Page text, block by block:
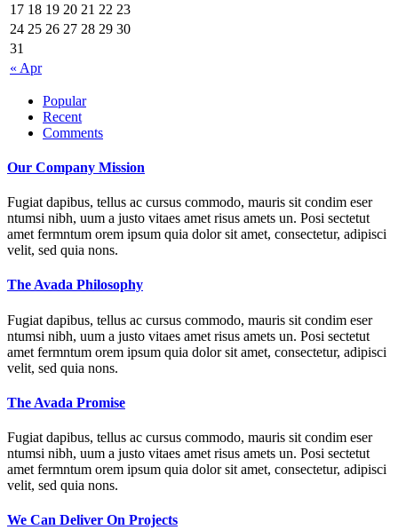
« Apr
17 18 19 20 21 22 23
24 25 26 27 28 29 30
31
Popular
Recent
Comments
Our Company Mission
Fugiat dapibus, tellus ac cursus commodo, mauris sit condim eser
ntumsi nibh, uum a justo vitaes amet risus amets un. Posi sectetut
amet fermntum orem ipsum quia dolor sit amet, consectetur, adipisci
velit, sed quia nons.
The Avada Philosophy
Fugiat dapibus, tellus ac cursus commodo, mauris sit condim eser
ntumsi nibh, uum a justo vitaes amet risus amets un. Posi sectetut
amet fermntum orem ipsum quia dolor sit amet, consectetur, adipisci
velit, sed quia nons.
The Avada Promise
Fugiat dapibus, tellus ac cursus commodo, mauris sit condim eser
ntumsi nibh, uum a justo vitaes amet risus amets un. Posi sectetut
amet fermntum orem ipsum quia dolor sit amet, consectetur, adipisci
velit, sed quia nons.
We Can Deliver On Projects